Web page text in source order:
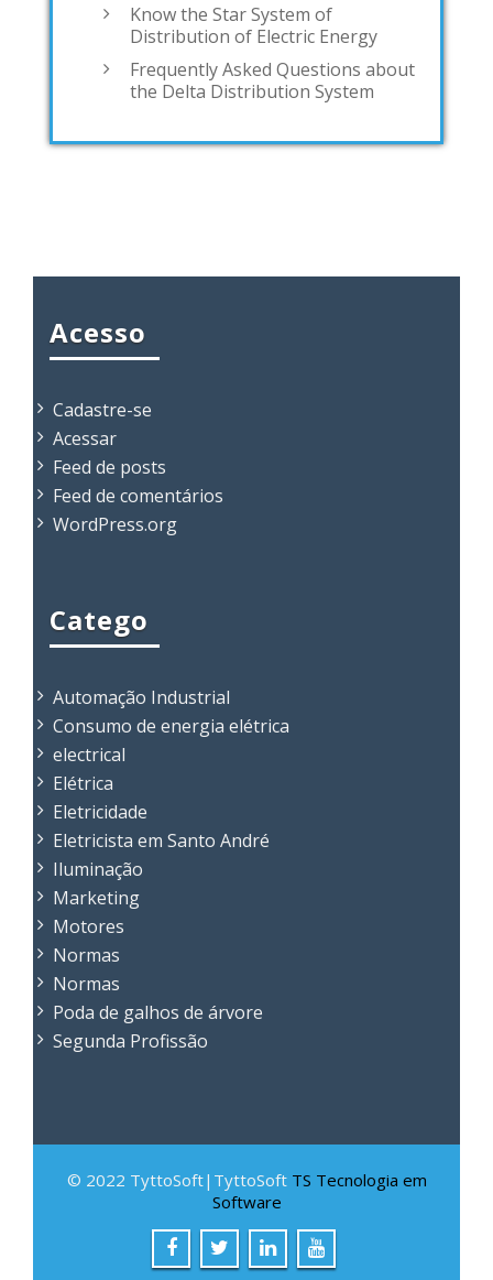
Know the Star System of
Distribution of Electric Energy
Frequently Asked Questions about
the Delta Distribution System
Acesso
Cadastre-se
Acessar
Feed de posts
Feed de comentários
WordPress.org
Catego
Automação Industrial
Consumo de energia elétrica
electrical
Elétrica
Eletricidade
Eletricista em Santo André
Iluminação
Marketing
Motores
Normas
Normas
Poda de galhos de árvore
Segunda Profissão
© 2022 TyttoSoft|TyttoSoft TS Tecnologia em
Software